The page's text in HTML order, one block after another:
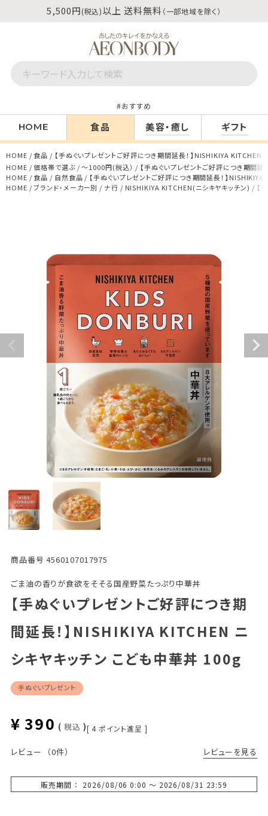
5,500円(税込)以上 送料無料 （一部地域を除く）
おすすめ
HOME 食品 美容・癒し ギフト
HOME 食品
【手ぬぐいプレゼントご好評につき期間延長！】NISHIKIYA KITCHEN
HOME
価格帯で選ぶ ～1000円(税込）
【手ぬぐいプレゼントご好評につき期間
HOME
食品 自然食品
【手ぬぐいプレゼントご好評につき期間延長！】
HOME
ブランド・メーカー別 ナ行 NISHIKIYA KITCHEN(ニシキヤキッチン) 【
商品番号 4560107017975
ごま油の香りが食欲をそそる国産野菜たっぷり中華丼
【手ぬぐいプレゼントご好評につき期
間延長！】NISHIKIYA KITCHEN ニ
シキヤキッチン こども中華丼 100g
手ぬぐいプレゼント
¥ 390 税込 [ 4 ポイント進呈 ]
レビュー （0件） レビューを見る
販売期間 2026/08/06 0:00 〜 2026/08/31 23:59